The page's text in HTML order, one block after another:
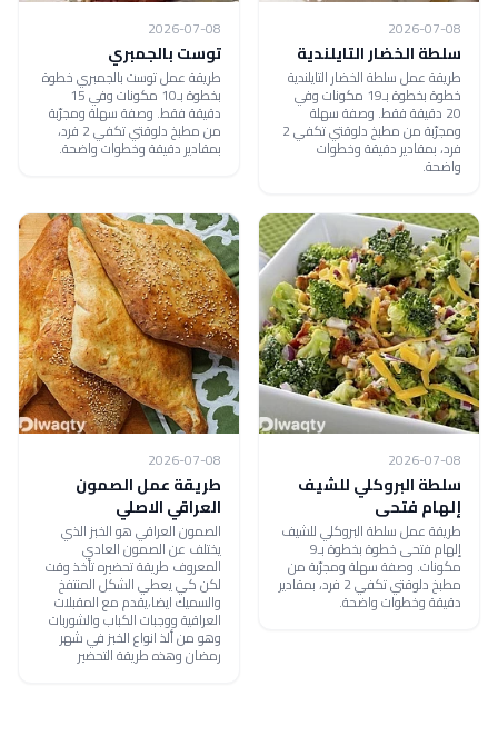
2026-07-08
سلطة الخضار التايلندية
طريقة عمل سلطة الخضار التايلندية
خطوة بخطوة بـ19 مكونات وفي
20 دقيقة فقط. وصفة سهلة
ومجرّبة من مطبخ دلوقتي تكفي 2
فرد، بمقادير دقيقة وخطوات
واضحة.
2026-07-08
توست بالجمبري
طريقة عمل توست بالجمبري خطوة
بخطوة بـ10 مكونات وفي 15
دقيقة فقط. وصفة سهلة ومجرّبة
من مطبخ دلوقتي تكفي 2 فرد،
بمقادير دقيقة وخطوات واضحة.
2026-07-08
سلطة البروكلي للشيف
إلهام فتحى
طريقة عمل سلطة البروكلي للشيف
إلهام فتحى خطوة بخطوة بـ9
مكونات. وصفة سهلة ومجرّبة من
مطبخ دلوقتي تكفي 2 فرد، بمقادير
دقيقة وخطوات واضحة.
2026-07-08
طريقة عمل الصمون
العراقي الاصلي
الصمون العراقي هو الخبز الذي
يختلف عن الصمون العادي
المعروف طريقة تحضيره تأخذ وقت
لكن كي يعطي الشكل المنتفخ
والسميك ايضا،يقدم مع المقبلات
العراقية ووجبات الكباب والشوربات
وهو من ألذ انواع الخبز في شهر
رمضان وهذه طريقة التحضير